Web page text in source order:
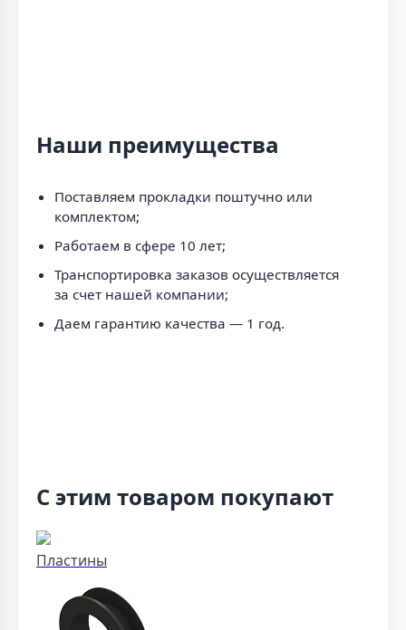
Наши преимущества
Поставляем прокладки поштучно или
комплектом;
Работаем в сфере 10 лет;
Транспортировка заказов осуществляется
за счет нашей компании;
Даем гарантию качества — 1 год.
С этим товаром покупают
Пластины